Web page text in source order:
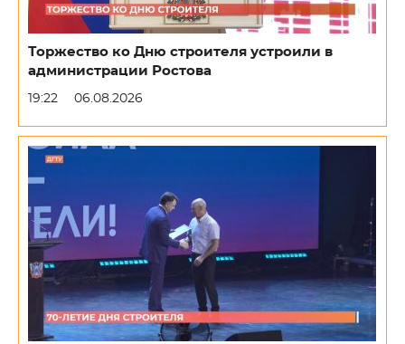
Торжество ко Дню строителя устроили в
администрации Ростова
19:22 06.08.2026